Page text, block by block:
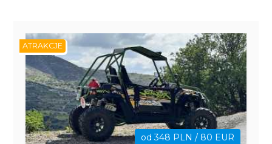
od 348 PLN / 80 EUR
ATRAKCJE